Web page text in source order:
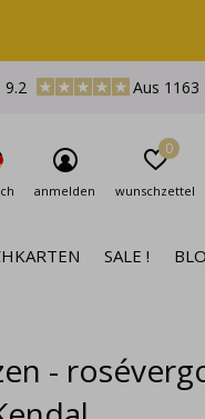
SALE !
anmelden wunschzettel
0
9.2 Aus
-